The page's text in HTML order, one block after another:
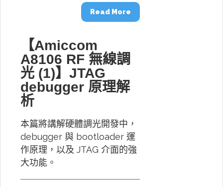
Read More
【Amiccom
A8106 RF 無線調
光 (1)】JTAG
debugger 原理解
析
本篇將講解硬體調光開發中，
debugger 與 bootloader 運
作原理，以及 JTAG 介面的強
大功能。